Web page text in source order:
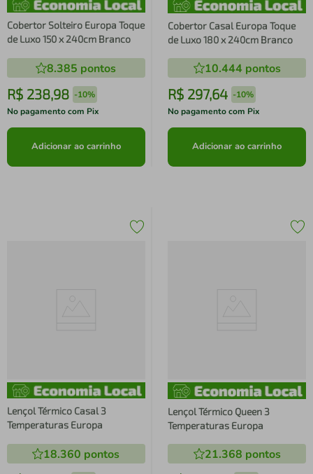
Cobertor Solteiro Europa Toque
de Luxo 150 x 240cm Branco
8.385 pontos
R$ 238,98 -10%
No pagamento com Pix
Adicionar ao carrinho
Cobertor Casal Europa Toque
de Luxo 180 x 240cm Branco
10.444 pontos
R$ 297,64 -10%
No pagamento com Pix
Adicionar ao carrinho
Lençol Térmico Casal 3
Temperaturas Europa
18.360 pontos
Lençol Térmico Queen 3
Temperaturas Europa
21.368 pontos